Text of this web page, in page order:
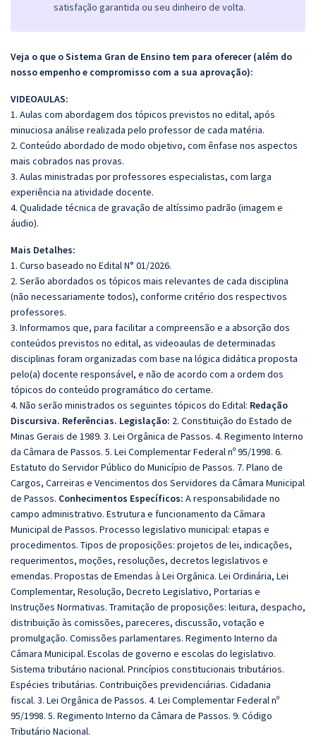
satisfação garantida ou seu dinheiro de volta.
Veja o que o Sistema Gran de Ensino tem para oferecer (além do
nosso empenho e compromisso com a sua aprovação):
VIDEOAULAS:
1. Aulas com abordagem dos tópicos previstos no edital, após
minuciosa análise realizada pelo professor de cada matéria.
2. Conteúdo abordado de modo objetivo, com ênfase nos aspectos
mais cobrados nas provas.
3. Aulas ministradas por professores especialistas, com larga
experiência na atividade docente.
4. Qualidade técnica de gravação de altíssimo padrão (imagem e
áudio).
Mais Detalhes:
1. Curso baseado no Edital N° 01/2026.
2. Serão abordados os tópicos mais relevantes de cada disciplina
(não necessariamente todos), conforme critério dos respectivos
professores.
3. Informamos que, para facilitar a compreensão e a absorção dos
conteúdos previstos no edital, as videoaulas de determinadas
disciplinas foram organizadas com base na lógica didática proposta
pelo(a) docente responsável, e não de acordo com a ordem dos
tópicos do conteúdo programático do certame.
4. Não serão ministrados os seguintes tópicos do Edital: Redação
Discursiva. Referências. Legislação: 2. Constituição do Estado de
Minas Gerais de 1989. 3. Lei Orgânica de Passos. 4. Regimento Interno
da Câmara de Passos. 5. Lei Complementar Federal nº 95/1998. 6.
Estatuto do Servidor Público do Município de Passos. 7. Plano de
Cargos, Carreiras e Vencimentos dos Servidores da Câmara Municipal
de Passos. Conhecimentos Específicos: A responsabilidade no
campo administrativo. Estrutura e funcionamento da Câmara
Municipal de Passos. Processo legislativo municipal: etapas e
procedimentos. Tipos de proposições: projetos de lei, indicações,
requerimentos, moções, resoluções, decretos legislativos e
emendas. Propostas de Emendas à Lei Orgânica. Lei Ordinária, Lei
Complementar, Resolução, Decreto Legislativo, Portarias e
Instruções Normativas. Tramitação de proposições: leitura, despacho,
distribuição às comissões, pareceres, discussão, votação e
promulgação. Comissões parlamentares. Regimento Interno da
Câmara Municipal. Escolas de governo e escolas do legislativo.
Sistema tributário nacional. Princípios constitucionais tributários.
Espécies tributárias. Contribuições previdenciárias. Cidadania
fiscal. 3. Lei Orgânica de Passos. 4. Lei Complementar Federal nº
95/1998. 5. Regimento Interno da Câmara de Passos. 9. Código
Tributário Nacional.